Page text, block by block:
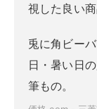
視した良い商
兎に角ビー
日・暑い日
筆もの。